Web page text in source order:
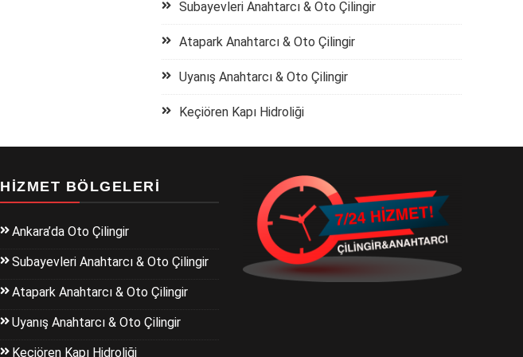
Subayevleri Anahtarcı & Oto Çilingir
Atapark Anahtarcı & Oto Çilingir
Uyanış Anahtarcı & Oto Çilingir
Keçiören Kapı Hidroliği
HIZMET BÖLGELERI
Ankara’da Oto Çilingir
Subayevleri Anahtarcı & Oto Çilingir
Atapark Anahtarcı & Oto Çilingir
Uyanış Anahtarcı & Oto Çilingir
Keçiören Kapı Hidroliği